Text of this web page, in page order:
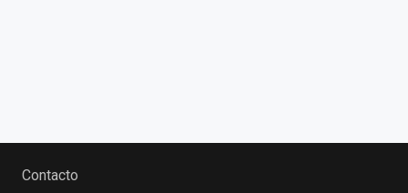
Contacto